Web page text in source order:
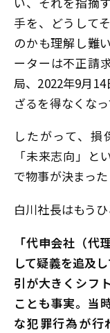
手を、どうして
のかも理解し難
ーターは不正請
局、2022年9月
ざるを得なくなっ
したがって、損
「未来志向」と
で物事が決まっ
白川社長はもう
「代申会社（代
して疑義を追及
引が大きくシフ
ことも事実。当
な犯罪行為が行